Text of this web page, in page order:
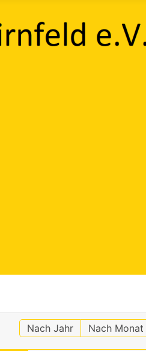
Nach Jahr Nach Monat